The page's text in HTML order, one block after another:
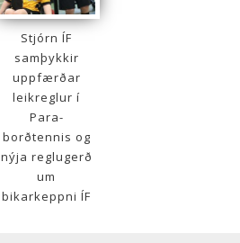
Stjórn ÍF
samþykkir
uppfærðar
leikreglur í
Para-
borðtennis og
nýja reglugerð
um
bikarkeppni ÍF